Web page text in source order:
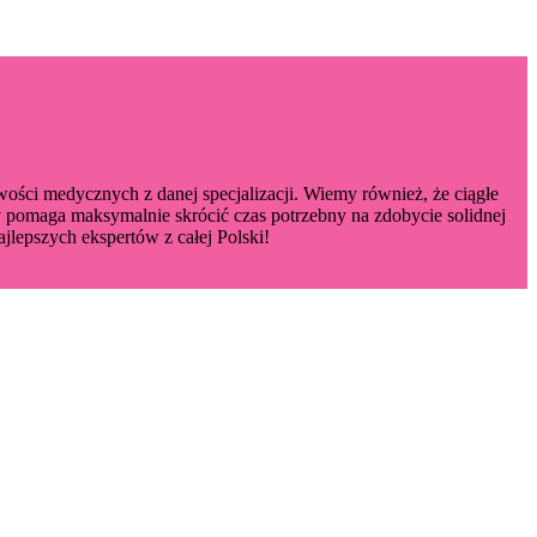
medycznych z danej specjalizacji. Wiemy również, że ciągłe
maksymalnie skrócić czas potrzebny na zdobycie solidnej
ekspertów z całej Polski!